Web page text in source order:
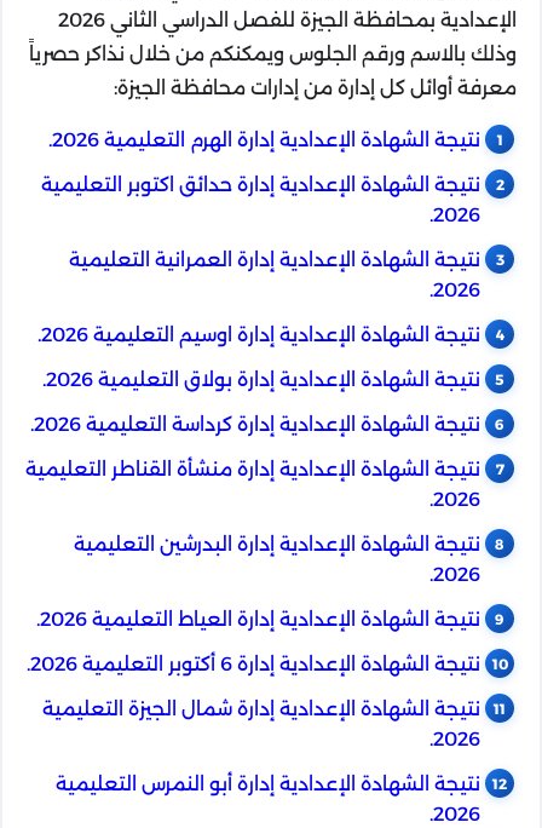
الإعدادية بمحافظة الجيزة للفصل الدراسي الثاني 2026
وذلك بالاسم ورقم الجلوس ويمكنكم من خلال نذاكر حصرياً
معرفة أوائل كل إدارة من إدارات محافظة الجيزة:
نتيجة الشهادة الإعدادية إدارة الهرم التعليمية 2026.
نتيجة الشهادة الإعدادية إدارة حدائق اكتوبر التعليمية
2026.
نتيجة الشهادة الإعدادية إدارة العمرانية التعليمية
2026.
نتيجة الشهادة الإعدادية إدارة اوسيم التعليمية 2026.
نتيجة الشهادة الإعدادية إدارة بولاق التعليمية 2026.
نتيجة الشهادة الإعدادية إدارة كرداسة التعليمية 2026.
نتيجة الشهادة الإعدادية إدارة منشأة القناطر التعليمية
2026.
نتيجة الشهادة الإعدادية إدارة البدرشين التعليمية
2026.
نتيجة الشهادة الإعدادية إدارة العياط التعليمية 2026.
نتيجة الشهادة الإعدادية إدارة 6 أكتوبر التعليمية 2026.
نتيجة الشهادة الإعدادية إدارة شمال الجيزة التعليمية
2026.
نتيجة الشهادة الإعدادية إدارة أبو النمرس التعليمية
2026.